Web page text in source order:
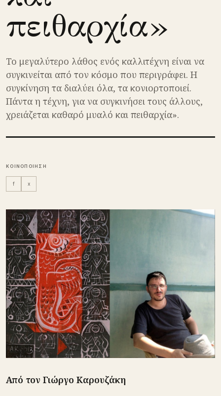
πειθαρχία»
Το μεγαλύτερο λάθος ενός καλλιτέχνη είναι να
συγκινείται από τον κόσμο που περιγράφει. Η
συγκίνηση τα διαλύει όλα, τα κονιορτοποιεί.
Πάντα η τέχνη, για να συγκινήσει τους άλλους,
χρειάζεται καθαρό μυαλό και πειθαρχία».
ΚΟΙΝΟΠΟΙΗΣΗ
f x
Από τον Γιώργο Καρουζάκη